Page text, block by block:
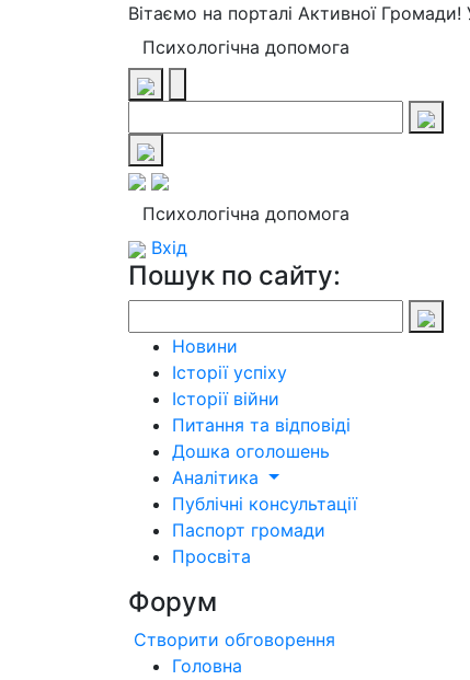
Вітаємо на порталі Активної
Психологічна допомога
Психологічна допомога
Вхід
Пошук по сайту:
Новини
Історії успіху
Історії війни
Питання та відповіді
Дошка оголошень
Аналітика
Публічні консультації
Паспорт громади
Просвіта
Форум
Створити обговорення
Головна